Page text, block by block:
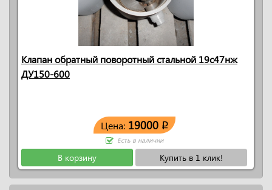
Клапан обратный поворотный стальной 19с47нж
ДУ150-600
Цена: 19000 q
Есть в наличии
В корзину Купить в 1 клик!